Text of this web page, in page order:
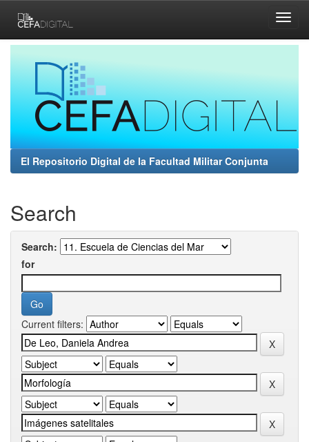
navigation
El Repositorio Digital de la Facultad Militar Conjunta
Search
Search:
for
Current filters: